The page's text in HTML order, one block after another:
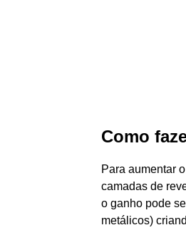
Como
Para aumentar
camadas de
o ganho pode
metálicos)